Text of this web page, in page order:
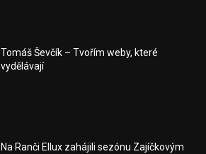
Tomáš Ševčík – Tvořím weby, které
vydělávají
Na Ranči Ellux zahájili sezónu Zajíčkovým